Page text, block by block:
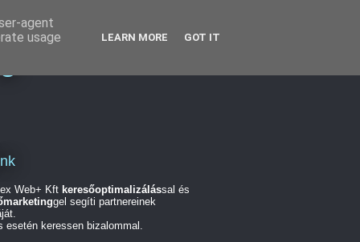
Web+ Kft keresőoptimalizálással és
gel segíti partnereinek
esetén keressen bizalommal.
agent
usage
LEARN MORE GOT IT